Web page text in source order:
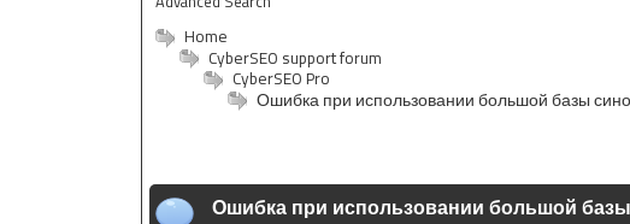
Home
CyberSEO support forum
CyberSEO Pro
Ошибка при использовании большой базы
Ошибка при использовании большой